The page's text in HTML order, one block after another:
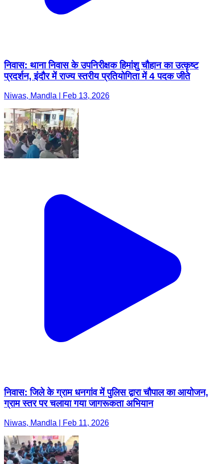
निवास: थाना निवास के उपनिरीक्षक हिमांशु चौहान का उत्कृष्ट
प्रदर्शन, इंदौर में राज्य स्तरीय प्रतियोगिता में 4 पदक जीते
Niwas, Mandla | Feb 13, 2026
निवास: जिले के ग्राम धनगांव में पुलिस द्वारा चौपाल का आयोजन,
ग्राम स्तर पर चलाया गया जागरूकता अभियान
Niwas, Mandla | Feb 11, 2026